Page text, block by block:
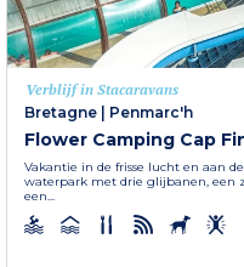
Verblijf in Stacaravans
Bretagne | Penmarc'h
Flower Camping Cap
Vakantie in de frisse lucht en aan
waterpark met drie glijbanen, een
een...